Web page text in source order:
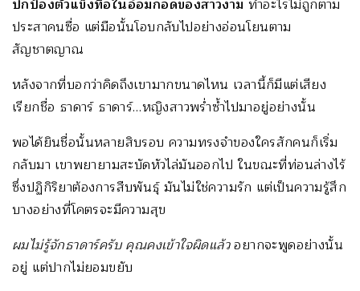
ปกป้องตัวแข็งทื่อในอ้อมกอดของสาวงาม ทำอะไรไม่ถูกตาม
ประสาคนซื่อ แต่มือนั้นโอบกลับไปอย่างอ่อนโยนตาม
สัญชาตญาณ
หลังจากที่บอกว่าคิดถึงเขามากขนาดไหน เวลานี้ก็มีแต่เสียง
เรียกชื่อ ธาดาร์ ธาดาร์…หญิงสาวพร่ำซ้ำไปมาอยู่อย่างนั้น
พอได้ยินชื่อนั้นหลายสิบรอบ ความทรงจำของใครสักคนก็เริ่ม
กลับมา เขาพยายามสะบัดหัวไล่มันออกไป ในขณะที่ท่อนล่างไร้
ซึ่งปฏิกิริยาต้องการสืบพันธุ์ มันไม่ใช่ความรัก แต่เป็นความรู้สึก
บางอย่างที่โคตรจะมีความสุข
ผมไม่รู้จักธาดาร์ครับ คุณคงเข้าใจผิดแล้วอยากจะพูดอย่างนั้น
อยู่ แต่ปากไม่ยอมขยับ